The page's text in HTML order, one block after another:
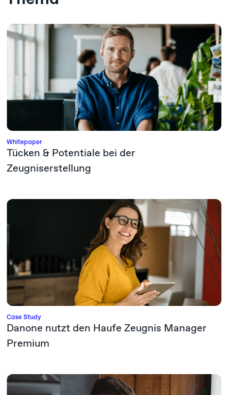
Whitepaper
Tücken & Potentiale bei der
Zeugniserstellung
Case Study
Danone nutzt den Haufe Zeugnis Manager
Premium